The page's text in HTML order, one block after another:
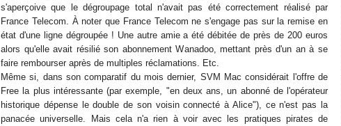
s'aperçoive que le dégroupage total n'avait pas été correctement réalisé par
France Telecom. À noter que France Telecom ne s'engage pas sur la remise en
état d'une ligne dégroupée ! Une autre amie a été débitée de près de 200 euros
alors qu'elle avait résilié son abonnement Wanadoo, mettant près d'un an à se
faire rembourser après de multiples réclamations. Etc.
Même si, dans son comparatif du mois dernier, SVM Mac considérait l'offre de
Free la plus intéressante (par exemple, "en deux ans, un abonné de l'opérateur
historique dépense le double de son voisin connecté à Alice"), ce n'est pas la
panacée universelle. Mais cela n'a rien à voir avec les pratiques pirates de